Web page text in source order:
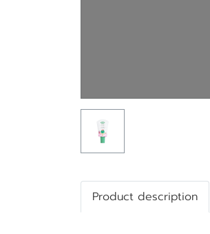
Product description